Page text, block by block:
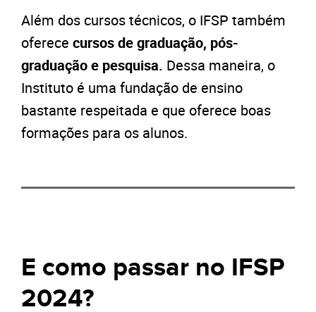
Além dos cursos técnicos, o IFSP também
oferece cursos de graduação, pós-
graduação e pesquisa. Dessa maneira, o
Instituto é uma fundação de ensino
bastante respeitada e que oferece boas
formações para os alunos.
E como passar no IFSP
2024?